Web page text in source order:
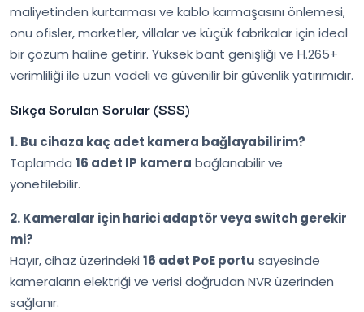
maliyetinden kurtarması ve kablo karmaşasını önlemesi,
onu ofisler, marketler, villalar ve küçük fabrikalar için ideal
bir çözüm haline getirir. Yüksek bant genişliği ve H.265+
verimliliği ile uzun vadeli ve güvenilir bir güvenlik yatırımıdır.
Sıkça Sorulan Sorular (SSS)
1. Bu cihaza kaç adet kamera bağlayabilirim?
Toplamda 16 adet IP kamera bağlanabilir ve
yönetilebilir.
2. Kameralar için harici adaptör veya switch gerekir
mi?
Hayır, cihaz üzerindeki 16 adet PoE portu sayesinde
kameraların elektriği ve verisi doğrudan NVR üzerinden
sağlanır.